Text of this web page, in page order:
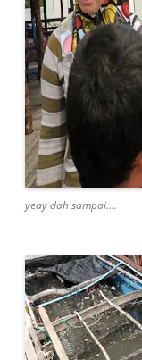
yeay dah sampai….